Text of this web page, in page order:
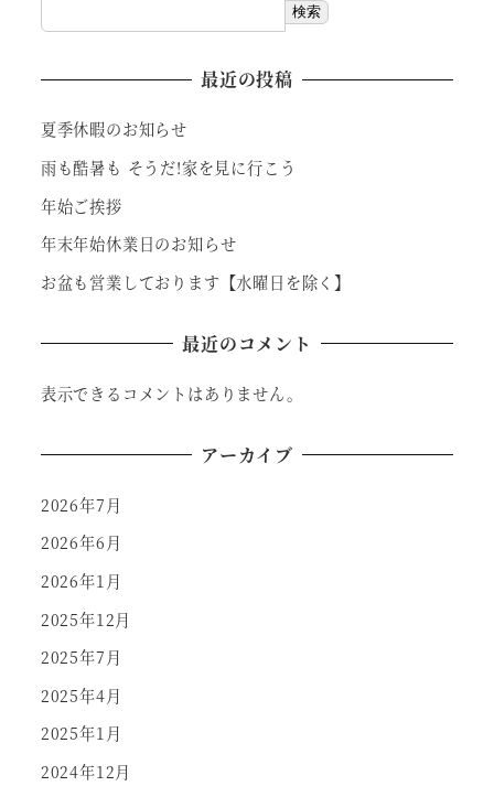
検索
最近の投稿
夏季休暇のお知らせ
雨も酷暑も そうだ!家を見に行こう
年始ご挨拶
年末年始休業日のお知らせ
お盆も営業しております【水曜日を除く】
最近のコメント
表示できるコメントはありません。
アーカイブ
2026年7月
2026年6月
2026年1月
2025年12月
2025年7月
2025年4月
2025年1月
2024年12月